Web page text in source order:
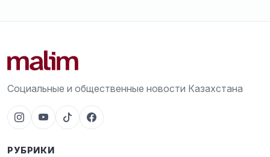
Социальные и общественные новости Казахстана
РУБРИКИ